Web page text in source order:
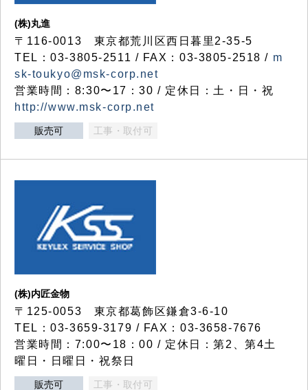
(株)丸進
〒116-0013 東京都荒川区西日暮里2-35-5
TEL：03-3805-2511 / FAX：03-3805-2518 / m
sk-toukyo@msk-corp.net
営業時間：8:30〜17：30 / 定休日：土・日・祝
http://www.msk-corp.net
販売可 工事・取付可
(株)内匠金物
〒125-0053 東京都葛飾区鎌倉3-6-10
TEL：03-3659-3179 / FAX：03-3658-7676
営業時間：7:00〜18：00 / 定休日：第2、第4土
曜日・日曜日・祝祭日
販売可 工事・取付可